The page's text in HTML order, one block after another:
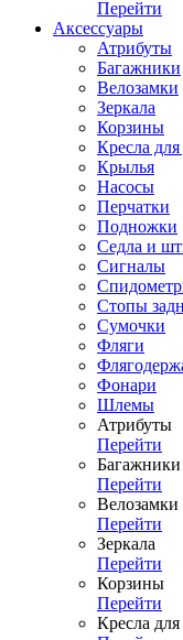
Перейти
Аксессуары
Атрибуты
Багажники
Велозамки
Зеркала
Корзины
Кресла для
Крылья
Насосы
Перчатки
Подножки
Седла и
Сигналы
Стопы
Сумочки
Фляги
Фонари
Шлемы
Атрибуты
Перейти
Багажники
Перейти
Велозамки
Перейти
Зеркала
Перейти
Корзины
Перейти
Кресла для